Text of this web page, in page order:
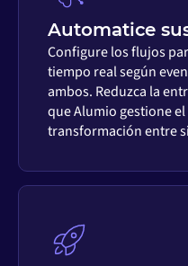
Automatice
Configure los flujos
tiempo real según
ambos. Reduzca la
que Alumio gestione
transformación entre